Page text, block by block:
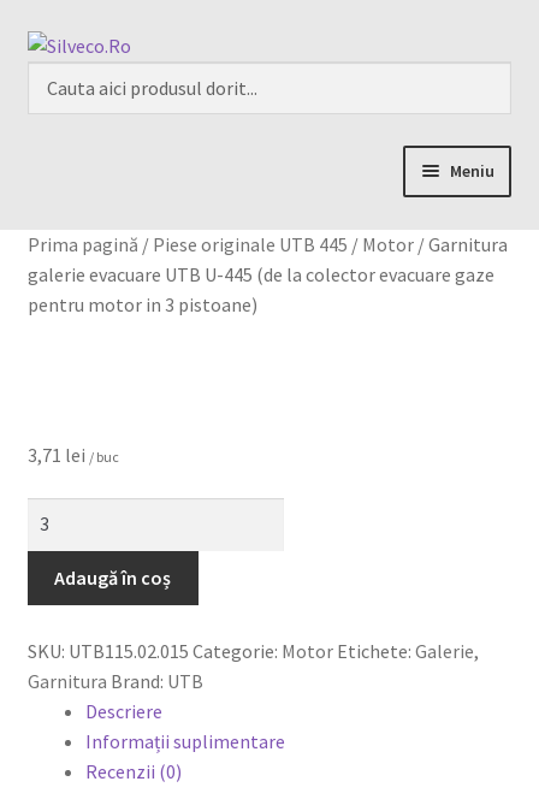
Meniu
Despre
Prima pagină / Piese originale UTB 445 / Motor/Garnitura
galerie evacuare UTB U-445 (de la colector evacuare gaze
pentru motor in 3 pistoane)
3,71 lei / buc
Adaugă în coș
SKU: UTB115.02.015 Categorie: Motor Etichete: Galerie,
Garnitura Brand: UTB
Descriere
Informații suplimentare
Recenzii (0)